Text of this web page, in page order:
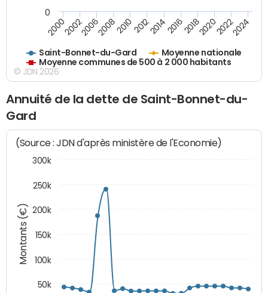
Saint-Bonnet-du-Gard
Moyenne nationale
Moyenne communes de 500 à 2 000 habitants
200020022006200820102012201420162018202020222024
0
© JDN 2026
Annuité de la dette de Saint-Bonnet-du-
Gard
Montants (€)
(Source : JDN d'après ministère de l'Economie)
50k
100k
150k
200k
250k
300k